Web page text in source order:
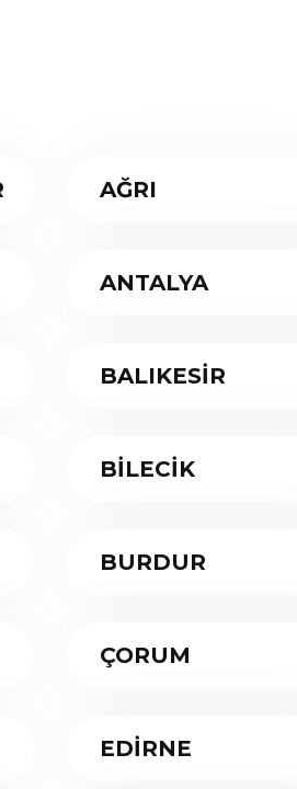
AĞRI
ANTALYA
BALIKESİR
BİLECİK
BURDUR
ÇORUM
EDİRNE